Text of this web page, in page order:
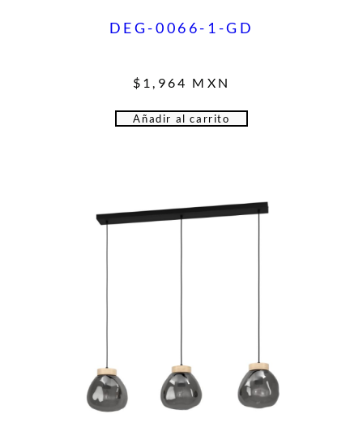
DEG-0066-1-GD
$ 1,964 MXN
Añadir al carrito